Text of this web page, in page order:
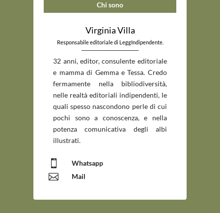
Chi sono
Virginia Villa
Responsabile editoriale di LeggIndipendente.
_____________________________
32 anni, editor, consulente editoriale
e mamma di Gemma e Tessa. Credo
fermamente nella bibliodiversità,
nelle realtà editoriali indipendenti, le
quali spesso nascondono perle di cui
pochi sono a conoscenza, e nella
potenza comunicativa degli albi
illustrati.
 Whatsapp
 Mail